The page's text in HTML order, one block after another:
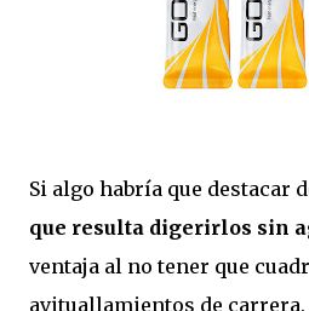
Si algo habría que destacar
que resulta digerirlos sin
ventaja al no tener que
avituallamientos de